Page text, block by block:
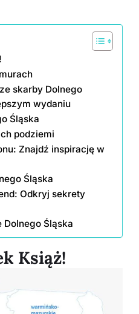
skarby Dolnego
wydaniu
Śląska
podziemi
Znajdź inspirację w
Śląska
Odkryj sekrety
Śląska
Książ!